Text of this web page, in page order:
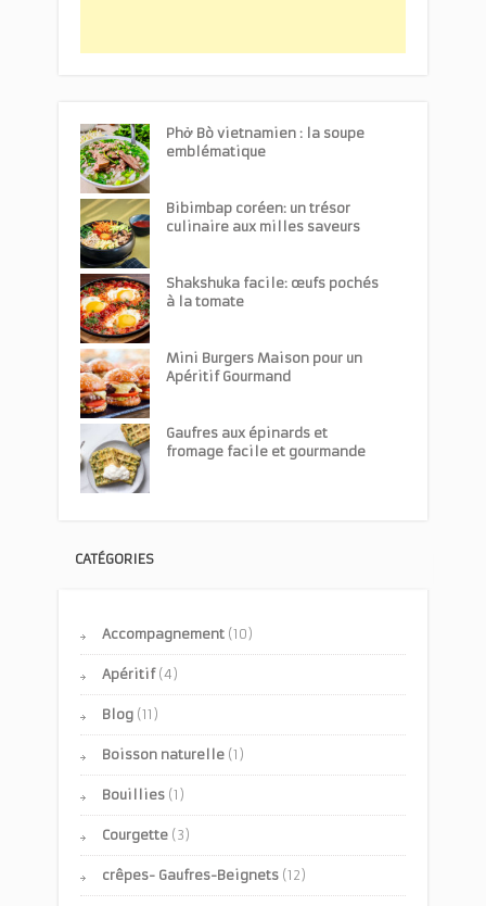
Phở Bò vietnamien : la soupe
emblématique
Bibimbap coréen: un trésor
culinaire aux milles saveurs
Shakshuka facile: œufs pochés
à la tomate
Mini Burgers Maison pour un
Apéritif Gourmand
Gaufres aux épinards et
fromage facile et gourmande
CATÉGORIES
Accompagnement (10)
Apéritif(4)
Blog (11)
Boisson naturelle (1)
Bouillies (1)
Courgette (3)
crêpes- Gaufres-Beignets (12)